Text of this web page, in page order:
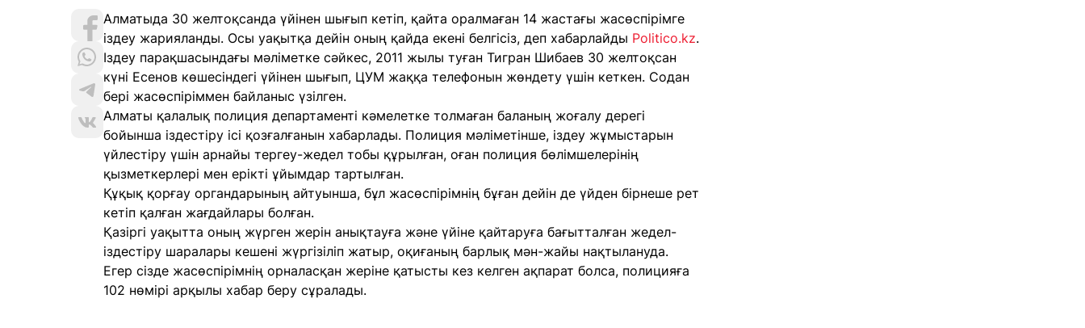
Алматыда 30 желтоқсанда үйінен шығып кетіп, қайта оралмаған 14 жастағы жасөспірімге
іздеу жарияланды. Осы уақытқа дейін оның қайда екені белгісіз, деп хабарлайды Politico.kz.
Іздеу парақшасындағы мәліметке сәйкес, 2011 жылы туған Тигран Шибаев 30 желтоқсан
күні Есенов көшесіндегі үйінен шығып, ЦУМ жаққа телефонын жөндету үшін кеткен. Содан
бері жасөспіріммен байланыс үзілген.
Алматы қалалық полиция департаменті кәмелетке толмаған баланың жоғалу дерегі
бойынша іздестіру ісі қозғалғанын хабарлады. Полиция мәліметінше, іздеу жұмыстарын
үйлестіру үшін арнайы тергеу-жедел тобы құрылған, оған полиция бөлімшелерінің
қызметкерлері мен ерікті ұйымдар тартылған.
Құқық қорғау органдарының айтуынша, бұл жасөспірімнің бұған дейін де үйден бірнеше рет
кетіп қалған жағдайлары болған.
Қазіргі уақытта оның жүрген жерін анықтауға және үйіне қайтаруға бағытталған жедел-
іздестіру шаралары кешені жүргізіліп жатыр, оқиғаның барлық мән-жайы нақтылануда.
Егер сізде жасөспірімнің орналасқан жеріне қатысты кез келген ақпарат болса, полицияға
102 нөмірі арқылы хабар беру сұралады.